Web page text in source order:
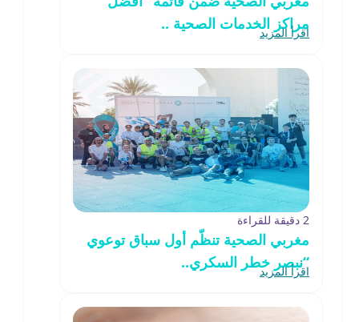
مراكز الخدمات الصحية ..
اقرأ المزيد
2 دقيقة للقراءة
مغربي الصحية تنظّم أول سباق توعوي
“نبصر خطر السكري..
اقرأ المزيد